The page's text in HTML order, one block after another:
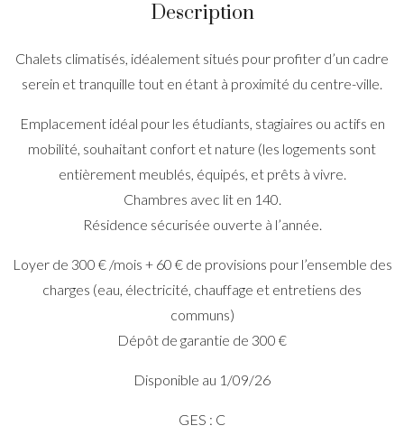
Description
Chalets climatisés, idéalement situés pour profiter d’un cadre
serein et tranquille tout en étant à proximité du centre-ville.
Emplacement idéal pour les étudiants, stagiaires ou actifs en
mobilité, souhaitant confort et nature (les logements sont
entièrement meublés, équipés, et prêts à vivre.
Chambres avec lit en 140.
Résidence sécurisée ouverte à l’année.
Loyer de 300 € /mois + 60 € de provisions pour l’ensemble des
charges (eau, électricité, chauffage et entretiens des
communs)
Dépôt de garantie de 300 €
Disponible au 1/09/26
GES : C